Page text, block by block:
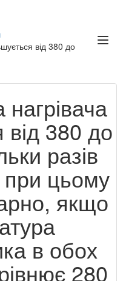
від 380 до
від 380 до
разів
при цьому
якщо
в обох
280